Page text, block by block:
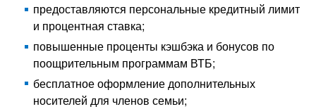
предоставляются персональные кредитный лимит
и процентная ставка;
повышенные проценты кэшбэка и бонусов по
поощрительным программам ВТБ;
бесплатное оформление дополнительных
носителей для членов семьи;